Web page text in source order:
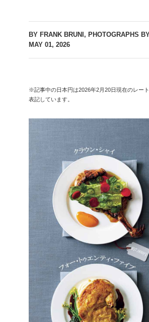
BY FRANK BRUNI, PHOTOGRAPHS
MAY 01, 2026
※記事中の日本円は2026年2月20日現在のレー
表記しています。